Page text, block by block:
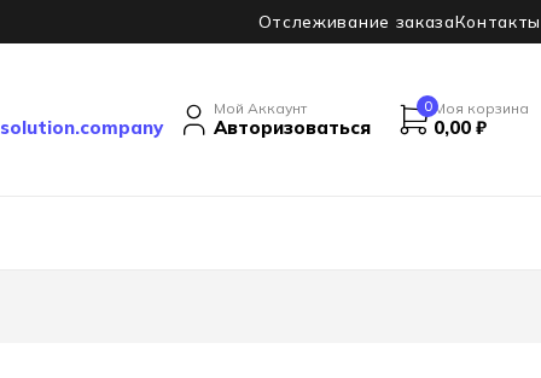
Отслеживание заказаКонтакты
Мой Аккаунт
Авторизоваться
0 Моя корзина
0,00 ₽